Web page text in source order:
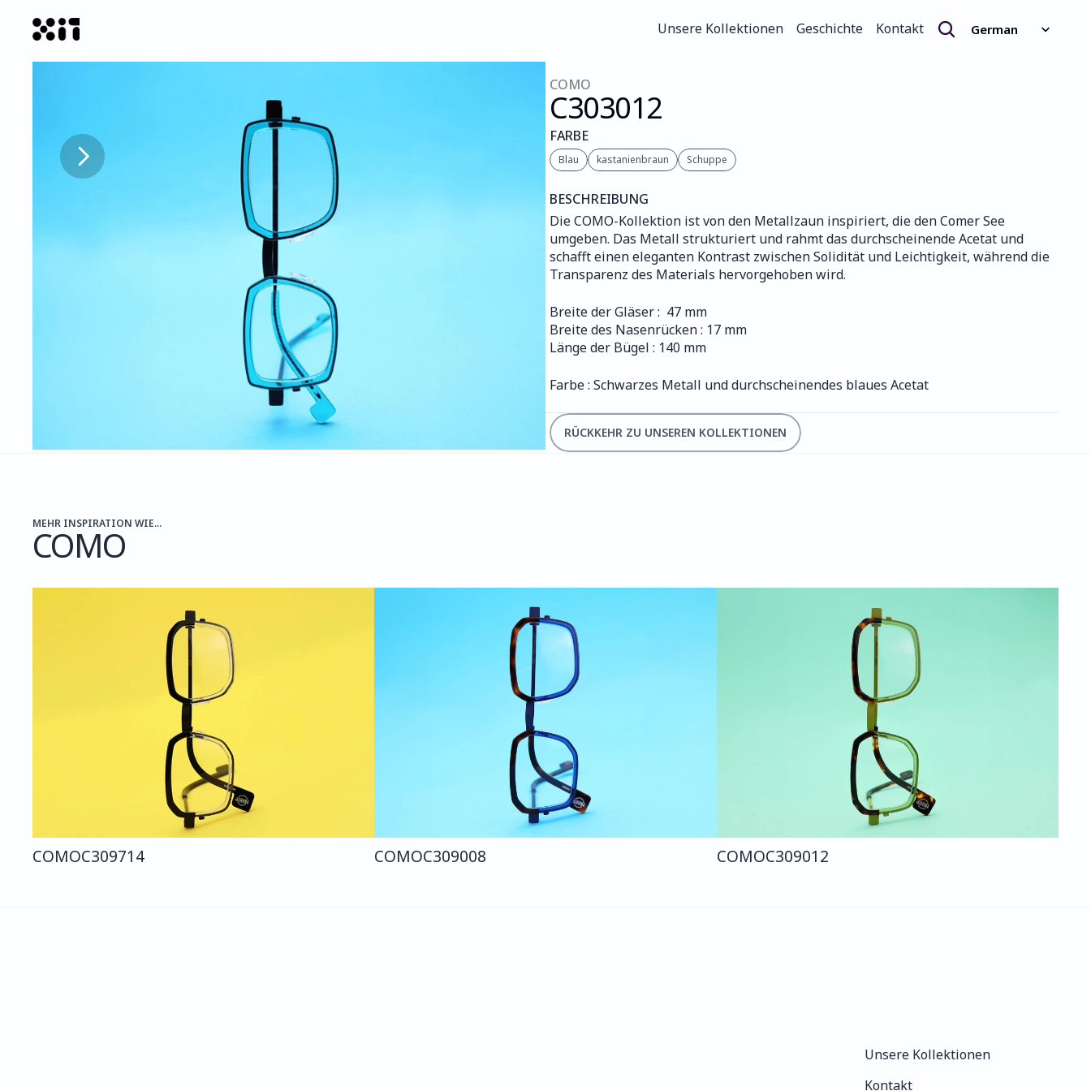
Unsere Kollektionen
Geschichte
Kontakt
German
COMO
C303012
FARBE
Blau kastanienbraun Schuppe
BESCHREIBUNG
Die COMO-Kollektion ist von den Metallzaun inspiriert, die den Comer See
umgeben. Das Metall strukturiert und rahmt das durchscheinende Acetat und
schafft einen eleganten Kontrast zwischen Solidität und Leichtigkeit, während die
Transparenz des Materials hervorgehoben wird.
Breite der Gläser :  47 mm
Breite des Nasenrücken : 17 mm
Länge der Bügel : 140 mm
Farbe : Schwarzes Metall und durchscheinendes blaues Acetat
RÜCKKEHR ZU UNSEREN KOLLEKTIONEN
MEHR INSPIRATION WIE...
COMO
COMOC309714 COMOC309008 COMOC309012
Unsere Kollektionen
Kontakt